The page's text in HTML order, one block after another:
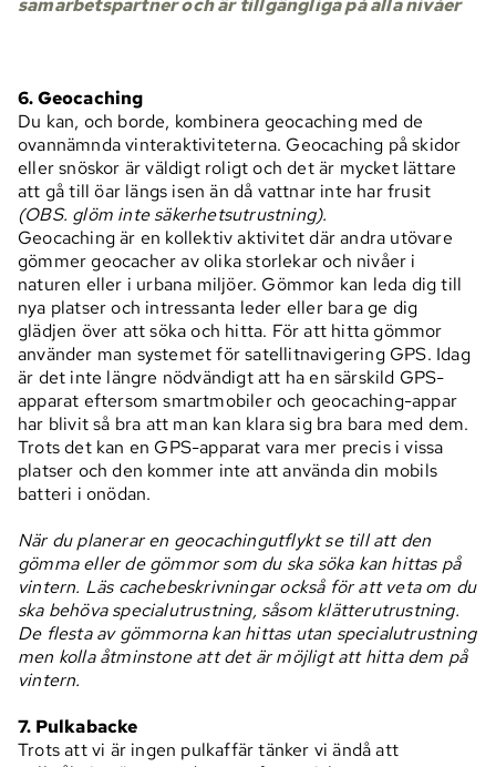
6. Geocaching
Du kan, och borde, kombinera geocaching med de
ovannämnda vinteraktiviteterna. Geocaching på skidor
eller snöskor är väldigt roligt och det är mycket lättare
att gå till öar längs isen än då vattnar inte har frusit
(OBS. glöm inte säkerhetsutrustning).
Geocaching är en kollektiv aktivitet där andra utövare
gömmer geocacher av olika storlekar och nivåer i
naturen eller i urbana miljöer. Gömmor kan leda dig till
nya platser och intressanta leder eller bara ge dig
glädjen över att söka och hitta. För att hitta gömmor
använder man systemet för satellitnavigering GPS. Idag
är det inte längre nödvändigt att ha en särskild GPS-
apparat eftersom smartmobiler och geocaching-appar
har blivit så bra att man kan klara sig bra bara med dem.
Trots det kan en GPS-apparat vara mer precis i vissa
platser och den kommer inte att använda din mobils
batteri i onödan.
När du planerar en geocachingutflykt se till att den
gömma eller de gömmor som du ska söka kan hittas på
vintern. Läs cachebeskrivningar också för att veta om du
ska behöva specialutrustning, såsom klätterutrustning.
De flesta av gömmorna kan hittas utan specialutrustning
men kolla åtminstone att det är möjligt att hitta dem på
vintern.
7. Pulkabacke
Trots att vi är ingen pulkaffär tänker vi ändå att